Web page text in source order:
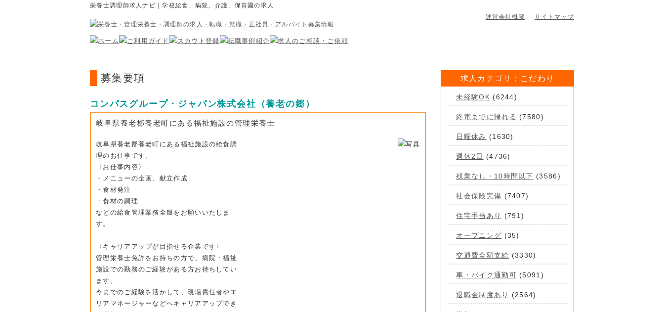
栄養士調理師求人ナビ｜学校給食、病院、介護、保育園の求人
運営会社概要
サイトマップ
募集要項
コンパスグループ・ジャパン株式会社（養老の郷）
岐阜県養老郡養老町にある福祉施設の管理栄養士
岐阜県養老郡養老町にある福祉施設の給食調
理のお仕事です。
〈お仕事内容〉
・メニューの企画、献立作成
・食材発注
・食材の調理
などの給食管理業務全般をお願いいたしま
す。
〈キャリアアップが目指せる企業です〉
管理栄養士免許をお持ちの方で、病院・福祉
施設での勤務のご経験がある方お待ちしてい
ます。
今までのご経験を活かして、現場責任者やエ
リアマネージャーなどへキャリアアップでき
求人カテゴリ：こだわり
未経験OK (6244)
終電までに帰れる (7580)
日曜休み (1630)
週休2日 (4736)
残業なし・10時間以下 (3586)
社会保険完備 (7407)
住宅手当あり (791)
オープニング (35)
交通費全額支給 (3330)
車・バイク通勤可 (5091)
退職金制度あり (2564)